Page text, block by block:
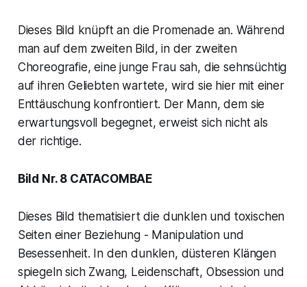
Dieses Bild knüpft an die Promenade an. Während
man auf dem zweiten Bild, in der zweiten
Choreografie, eine junge Frau sah, die sehnsüchtig
auf ihren Geliebten wartete, wird sie hier mit einer
Enttäuschung konfrontiert. Der Mann, dem sie
erwartungsvoll begegnet, erweist sich nicht als
der richtige.
Bild Nr. 8 CATACOMBAE
Dieses Bild thematisiert die dunklen und toxischen
Seiten einer Beziehung - Manipulation und
Besessenheit. In den dunklen, düsteren Klängen
spiegeln sich Zwang, Leidenschaft, Obsession und